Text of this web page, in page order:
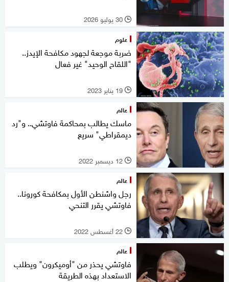
l 30 يوليو 2026
علوم
ضربة موجعة لجهود مكافحة الإيدز..
"اللقاح الوحيد" غير فعال
l 19 يناير 2023
عالم
ماسك يطالب بمحاكمة فاوتشي.. و"رد
ديمقراطي" سريع
l 12 ديسمبر 2022
عالم
رجل واشنطن الأول بمكافحة كورونا..
فاوتشي يقرر التنحي
l 22 أغسطس 2022
عالم
فاوتشي يحذر من "أوميكرون" ويطلب
الاستعداد بهذه الطريقة